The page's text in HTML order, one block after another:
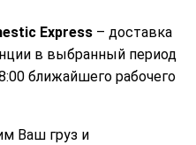
Express – доставка
в выбранный период
ближайшего рабочего
Ваш груз и